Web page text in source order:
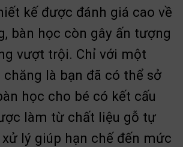
kế được đánh giá cao về
bàn học còn gây ấn tượng
vượt trội. Chỉ với một
là bạn đã có thể sở
học cho bé có kết cấu
làm từ chất liệu gỗ tự
lý giúp hạn chế đến mức